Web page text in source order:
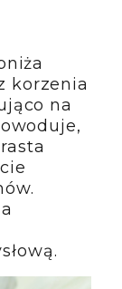
korzenia
na